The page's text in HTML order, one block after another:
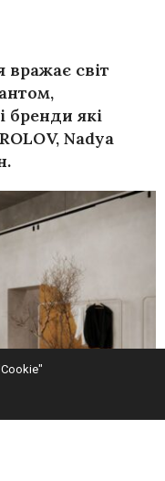
вражає світ
бренди які
Nadya